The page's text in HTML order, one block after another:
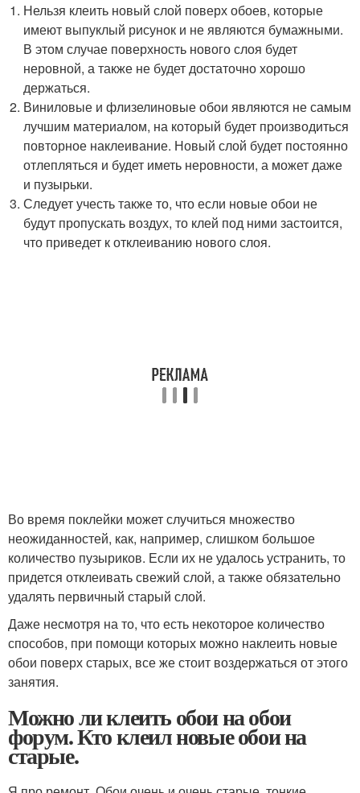
Нельзя клеить новый слой поверх обоев, которые
имеют выпуклый рисунок и не являются бумажными.
В этом случае поверхность нового слоя будет
неровной, а также не будет достаточно хорошо
держаться.
Виниловые и флизелиновые обои являются не самым
лучшим материалом, на который будет производиться
повторное наклеивание. Новый слой будет постоянно
отлепляться и будет иметь неровности, а может даже
и пузырьки.
Следует учесть также то, что если новые обои не
будут пропускать воздух, то клей под ними застоится,
что приведет к отклеиванию нового слоя.
Во время поклейки может случиться множество
неожиданностей, как, например, слишком большое
количество пузыриков. Если их не удалось устранить, то
придется отклеивать свежий слой, а также обязательно
удалять первичный старый слой.
Даже несмотря на то, что есть некоторое количество
способов, при помощи которых можно наклеить новые
обои поверх старых, все же стоит воздержаться от этого
занятия.
Можно ли клеить обои на обои
форум. Кто клеил новые обои на
старые.